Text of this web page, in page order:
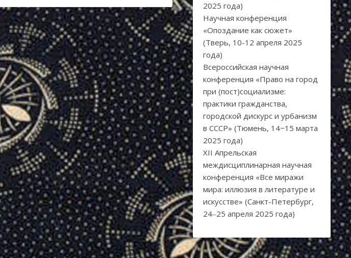
2025 года)
Научная конференция
«Опоздание как сюжет»
(Тверь, 10-12 апреля 2025
года)
Всероссийская научная
конференция «Право на город
при (пост)социализме:
практики гражданства,
городской дискурс и урбанизм
в СССР» (Тюмень, 14−15 марта
2025 года)
XII Апрельская
междисциплинарная научная
конференция «Все миражи
мира: иллюзия в литературе и
искусстве» (Санкт-Петербург,
24‒25 апреля 2025 года)